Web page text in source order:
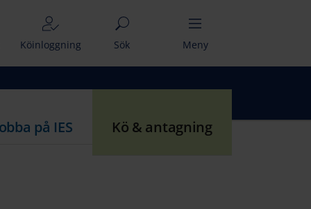
Köinloggning Sök Meny
på IES Kö & antagning